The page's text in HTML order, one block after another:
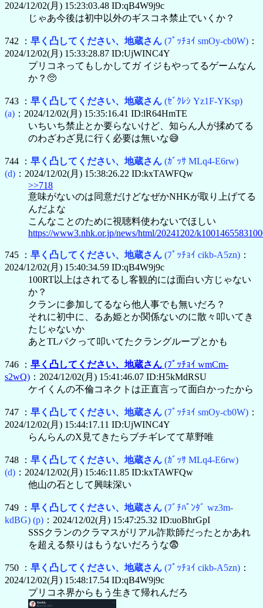
2024/12/02(月) 15:23:03.48 ID:qB4W9j9c
じゃあ今後は初中以外のギスコネ禁止でいくか？
742 ： 早く凸してください、地蔵さん (ﾌﾟｯﾁｮｲ smOy-cb0W) ：
2024/12/02(月) 15:33:28.87 ID:UjWINC4Y
プリコネってもしかしてガ イジもやってるゲームなん
か？🥺
743 ： 早く凸してください、地蔵さん (ｾﾞｸﾚｼ Yz1F-YKsp)
(a) ：2024/12/02(月) 15:35:16.41 ID:lR64HmTE
いちいち禁止とか要らないけど、知らん人が揉めてる
のわざわざ見に行く必要は無いな😅
744 ： 早く凸してください、地蔵さん (ｶﾞｯｻ MLq4-E6rw)
(d) ：2024/12/02(月) 15:38:26.22 ID:kxTAWFQw
>>718
意味がないのは同意だけどなぜかNHKが取り上げてる
んだよな
こんなことのために視聴料使わないでほしい
https://www3.nhk.or.jp/news/html/20241202/
745 ： 早く凸してください、地蔵さん (ﾌﾟｯﾁｮｲ cikb-A5zn) ：
2024/12/02(月) 15:40:34.59 ID:qB4W9j9c
100RT以上はされてるし客観的には面白い方じゃない
か？
クランに参加してるなら他人事でも無いだろ？
それに初中に、るあ姫とか関係ないのに散々叩いてき
たじゃないか
あとTLパクって叩いてたクラングループとかも
746 ： 早く凸してください、地蔵さん (ﾌﾟｯﾁｮｲ wmCm-
s2wQ) ：2024/12/02(月) 15:41:46.07 ID:H5kMdRSU
ケイくんの不倫コネクトは正直言って面白かったから
747 ： 早く凸してください、地蔵さん (ﾌﾟｯﾁｮｲ smOy-cb0W) ：
2024/12/02(月) 15:44:17.11 ID:UjWINC4Y
らんらんのX見てきたらブチギレてて草野唯
748 ： 早く凸してください、地蔵さん (ｶﾞｯｻ MLq4-E6rw)
(d) ：2024/12/02(月) 15:46:11.85 ID:kxTAWFQw
他山の石として興味深い
749 ： 早く凸してください、地蔵さん (ﾌﾞﾁﾊﾟﾝﾀﾞ wz3m-
kdBG) (p) ：2024/12/02(月) 15:47:25.32 ID:uoBhrGpI
SSSクランのクラマスがリアル詐欺師だったとかあれ
を超える祭りはもうないだろうな😨
750 ： 早く凸してください、地蔵さん (ﾌﾟｯﾁｮｲ cikb-A5zn) ：
2024/12/02(月) 15:48:17.54 ID:qB4W9j9c
プリコネ界からもう生きて帰れんだろ